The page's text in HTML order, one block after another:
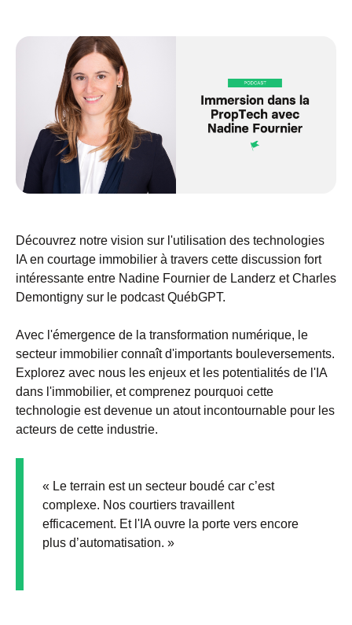
Découvrez notre vision sur l'utilisation des technologies
IA en courtage immobilier à travers cette discussion fort
intéressante entre Nadine Fournier de Landerz et Charles
Demontigny sur le podcast QuébGPT.
Avec l'émergence de la transformation numérique, le
secteur immobilier connaît d'importants bouleversements.
Explorez avec nous les enjeux et les potentialités de l'IA
dans l'immobilier, et comprenez pourquoi cette
technologie est devenue un atout incontournable pour les
acteurs de cette industrie.
« Le terrain est un secteur boudé car c’est
complexe. Nos courtiers travaillent
efficacement. Et l'IA ouvre la porte vers encore
plus d’automatisation. »